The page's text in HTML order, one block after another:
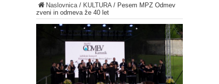
Naslovnica/ KULTURA/ Pesem MPZ Odmev
zveni in odmeva že 40 let